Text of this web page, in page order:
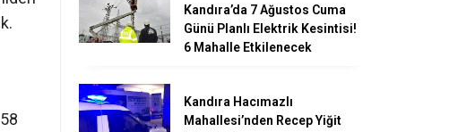
Kandıra’da 7 Ağustos Cuma
Günü Planlı Elektrik Kesintisi!
6 Mahalle Etkilenecek
Kandıra Hacımazlı
Mahallesi’nden Recep Yiğit